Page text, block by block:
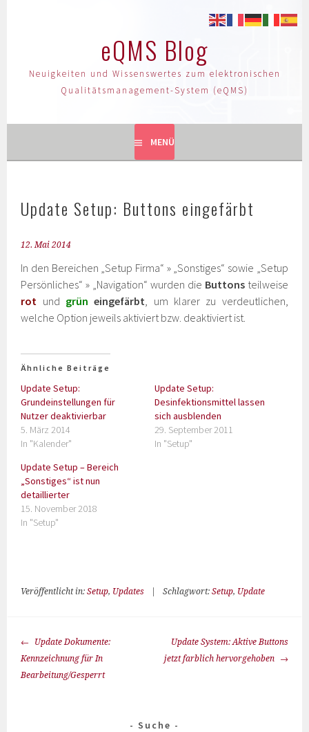
eQMS Blog
Neuigkeiten und Wissenswertes zum elektronischen
Qualitätsmanagement-System (eQMS)
MENÜ
Update Setup: Buttons eingefärbt
12. Mai 2014
In den Bereichen „Setup Firma“ » „Sonstiges“ sowie „Setup
Persönliches“ » „Navigation“ wurden die Buttonsteilweise
rot und grün eingefärbt, um klarer zu verdeutlichen,
welche Option jeweils aktiviert bzw. deaktiviert ist.
Ähnliche Beiträge
Update Setup:
Grundeinstellungen für
Nutzer deaktivierbar
5. März 2014
In "Kalender"
Update Setup:
Desinfektionsmittel lassen
sich ausblenden
29. September 2011
In "Setup"
Update Setup – Bereich
„Sonstiges“ ist nun
detaillierter
15. November 2018
In "Setup"
Veröffentlicht in:Setup, Updates Schlagwort:Setup, Update
Update Dokumente:
Kennzeichnung für In
Bearbeitung/Gesperrt
Update System: Aktive Buttons
jetzt farblich hervorgehoben
Suche